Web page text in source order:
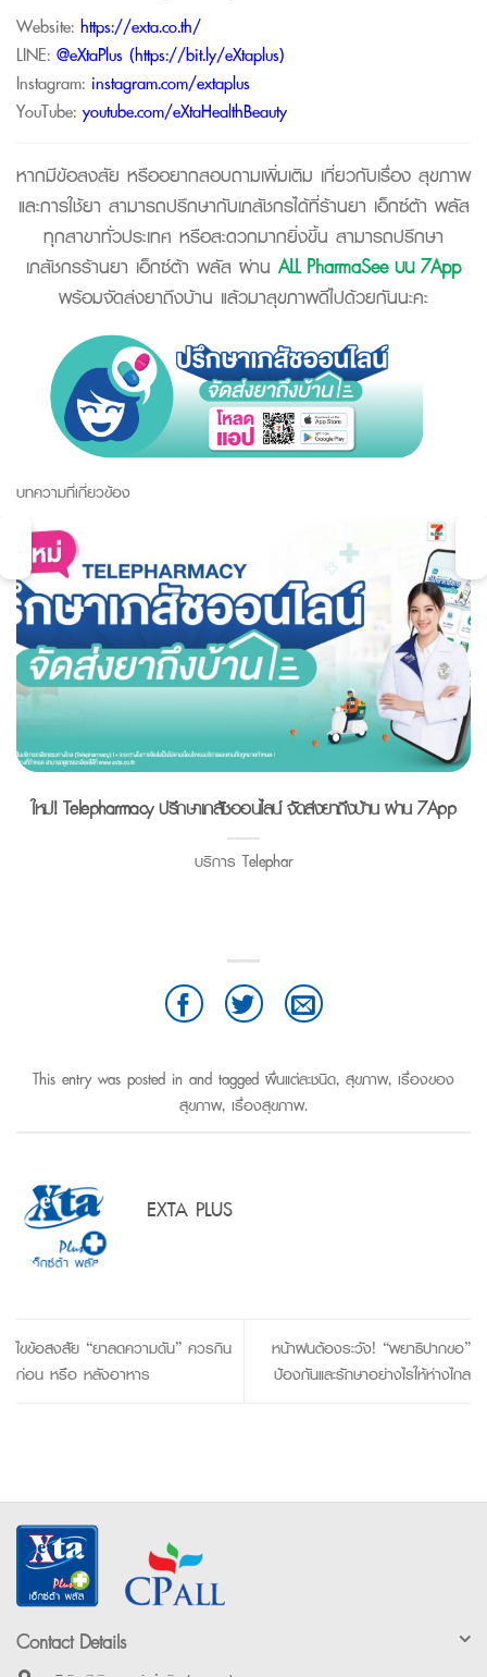
Website: https://exta.co.th/
LINE: @eXtaPlus (https://bit.ly/eXtaplus)
Instagram: instagram.com/extaplus
YouTube: youtube.com/eXtaHealthBeauty
หากมีข้อสงสัย หรืออยากสอบถามเพิ่มเติม เกี่ยวกับเรื่อง สุขภาพ
และการใช้ยา สามารถปรึกษากับเภสัชกรได้ที่ร้านยา เอ็กซ์ต้า พลัส
ทุกสาขาทั่วประเทศ หรือสะดวกมากยิ่งขึ้น สามารถปรึกษา
เภสัชกรร้านยา เอ็กซ์ต้า พลัส ผ่าน ALL PharmaSee บน 7App
พร้อมจัดส่งยาถึงบ้าน แล้วมาสุขภาพดีไปด้วยกันนะคะ
บทความที่เกี่ยวข้อง
ใหม่! Telepharmacy ปรึกษาเภสัชออนไลน์ จัดส่งยาถึงบ้าน ผ่าน 7App
บริการ Telephar
This entry was posted in and tagged ผื่นแต่ละชนิด, สุขภาพ, เรื่องของ
สุขภาพ, เรื่องสุขภาพ.
EXTA PLUS
ไขข้อสงสัย “ยาลดความดัน” ควรกิน
ก่อน หรือ หลังอาหาร
หน้าฝนต้องระวัง! “พยาธิปากขอ”
ป้องกันและรักษาอย่างไรให้ห่างไกล
Contact Details